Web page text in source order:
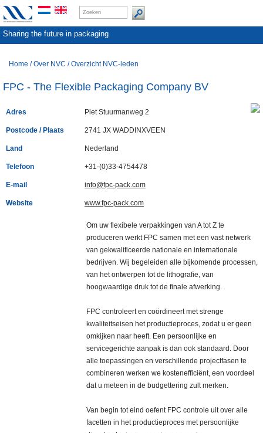
Sharing the future in packaging
Home /Over NVC /Overzicht NVC-leden
FPC - The Flexible Packaging Company BV
Adres Piet Stuurmanweg 2
Postcode / Plaats 2741 JX WADDINXVEEN
Land Nederland
Telefoon +31-(0)33-4754478
E-mail info@fpc-pack.com
Website www.fpc-pack.com
Om uw flexibele verpakkingen van A tot Z te
produceren werkt FPC samen met een vast netwerk
van gekwalificeerde nationale en internationale
bedrijven. Wij begeleiden alle bijkomende processen,
van het ontwerpen tot de lithografie, van
hoogwaardige druk tot de finale afwerking.
FPC controleert en coördineert met strenge
kwaliteitseisen het productieproces, zodat u er geen
omkijken naar heeft. Een persoonlijke en
servicegerichte aanpak is dan ook standaard. Door
alle toepassingen en verschillende projectfasen te
combineren werken we kostenefficiënt, een voordeel
dat u meteen in de budgettering zult merken.
Van begin tot eind oefent FPC controle uit over alle
facetten in het productieproces met persoonlijke